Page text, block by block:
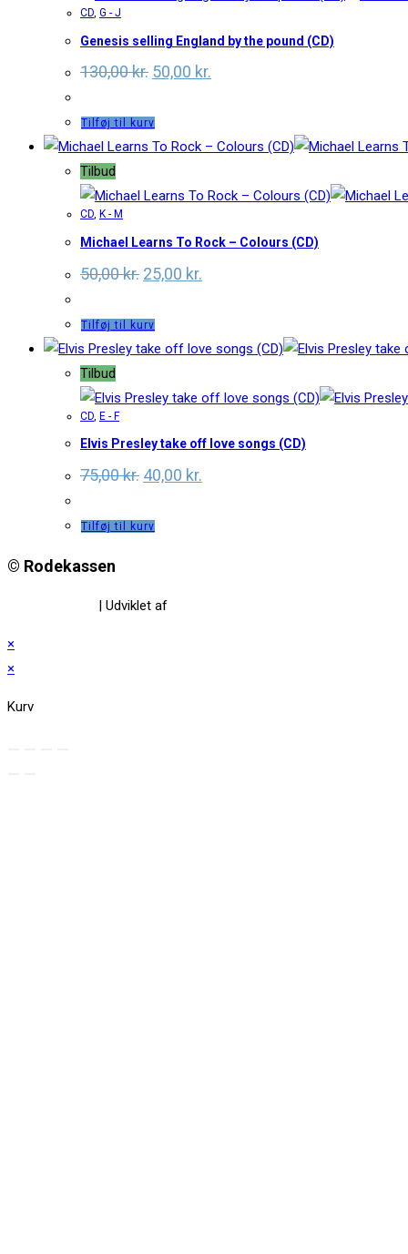
CD, G - J
Genesis selling England by the pound (CD)
130,00kr. Original
price
130,00 kr..
50,00 kr.
price
Tilføj til kurv
Tilbud
CD, K - M
Michael Learns To Rock – Colours (CD)
50,00kr. Original
price
50,00 kr..
25,00 kr.
price
Tilføj til kurv
Tilbud
CD E - F
Elvis Presley take off love songs (CD)
75,00kr. Original
price
75,00 kr..
40,00 kr.
price
Tilføj til kurv
© Rodekassen
| Udviklet af
×
×
Kurv